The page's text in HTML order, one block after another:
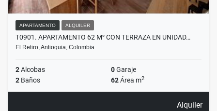
APARTAMENTO ALQUILER
T0901. APARTAMENTO 62 M² CON TERRAZA EN UNIDAD…
El Retiro, Antioquia, Colombia
2Alcobas 0Garaje
2 Baños 62Área m2
Alquiler